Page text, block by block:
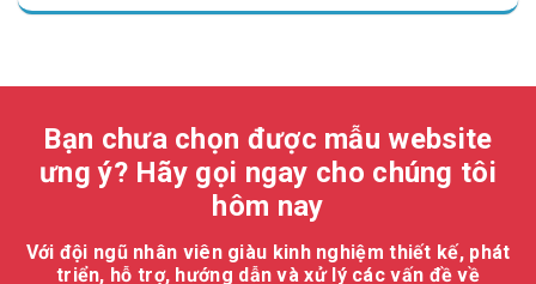
Bạn chưa chọn được mẫu website
ưng ý? Hãy gọi ngay cho chúng tôi
hôm nay
Với đội ngũ nhân viên giàu kinh nghiệm thiết kế, phát
triển, hỗ trợ, hướng dẫn và xử lý các vấn đề về